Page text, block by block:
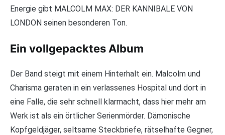
Energie gibt MALCOLM MAX: DER KANNIBALE VON
LONDON seinen besonderen Ton.
Ein vollgepacktes Album
Der Band steigt mit einem Hinterhalt ein. Malcolm und
Charisma geraten in ein verlassenes Hospital und dort in
eine Falle, die sehr schnell klarmacht, dass hier mehr am
Werk ist als ein örtlicher Serienmörder. Dämonische
Kopfgeldjäger, seltsame Steckbriefe, rätselhafte Gegner,